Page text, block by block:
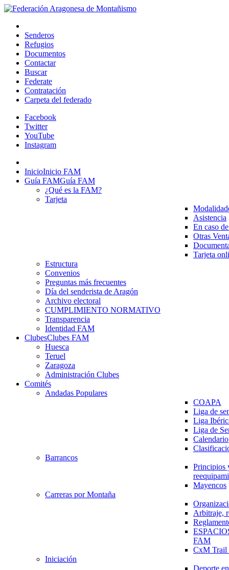
Senderos
Refugios
Documentos
Contactar
Buscar
Federate
Contratación
Carpeta del federado
Facebook
Twitter
YouTube
Instagram
InicioInicio FAM
Guía FAMGuía FAM
¿Qué es la FAM?
Tarjeta
Asistencia
En caso
Otras
Tarjeta
Estructura
Convenios
Preguntas más frecuentes
Día del senderista de Aragón
Archivo electoral
CUMPLIMIENTO NORMATIVO
Transparencia
Identidad FAM
ClubesClubes FAM
Huesca
Teruel
Zaragoza
Administración Clubes
Comités
Andadas Populares
COAPA
Liga de
Liga
Liga de
Calendario
Barrancos
Principios
Mayencos
Carreras por Montaña
Arbitraje,
FAM
CxM
Iniciación
Deporte